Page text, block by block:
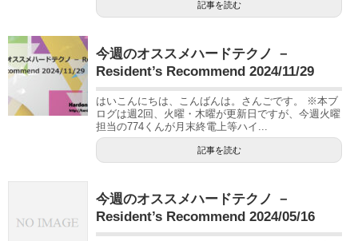
記事を読む
今週のオススメハードテクノ －
Resident’s Recommend 2024/11/29
はいこんにちは、こんばんは。さんごです。 ※本ブ
ログは週2回、火曜・木曜が更新日ですが、今週火曜
担当の774くんが月末終電上等ハイ...
記事を読む
今週のオススメハードテクノ －
Resident’s Recommend 2024/05/16